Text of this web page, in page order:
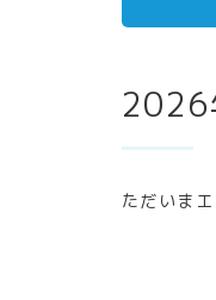
2026
ただいま